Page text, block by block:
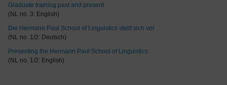
Graduate training past and present
(NL no. 3: English)
Die Hermann Paul School of Linguistics stellt sich vor
(NL no. 1/2: Deutsch)
Presenting the Hermann Paul School of Linguistics
(NL no. 1/2: English)